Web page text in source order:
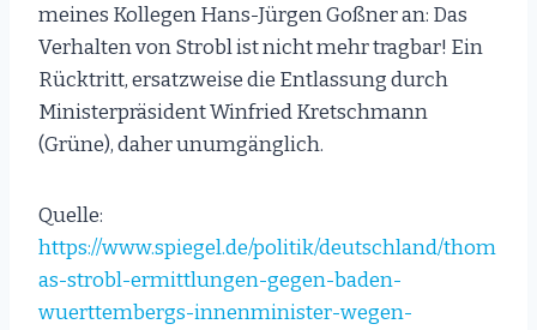
meines Kollegen Hans-Jürgen Goßner an: Das
Verhalten von Strobl ist nicht mehr tragbar! Ein
Rücktritt, ersatzweise die Entlassung durch
Ministerpräsident Winfried Kretschmann
(Grüne), daher unumgänglich.
Quelle:
https://www.spiegel.de/politik/deutschland/thom
as-strobl-ermittlungen-gegen-baden-
wuerttembergs-innenminister-wegen-